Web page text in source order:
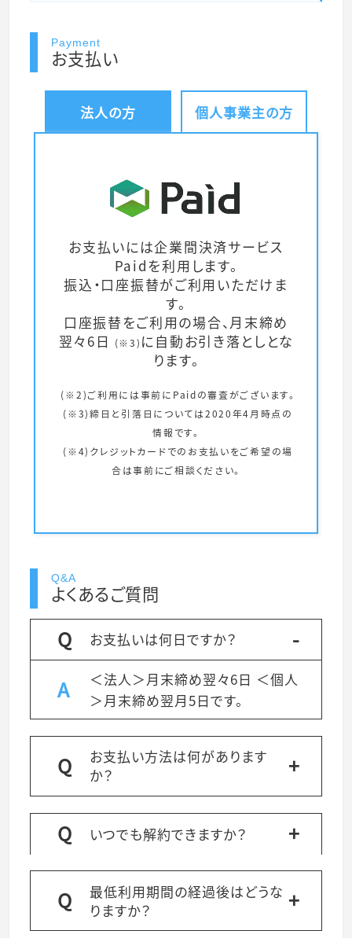
Payment
お支払い
法人の方 個人事業主の方
お支払いには企業間決済サービス
Paidを利用します。
振込・口座振替がご利用いただけま
す。
口座振替をご利用の場合、月末締め
翌々6日
(※3) に自動お引き落としとな
ります。
(※2)ご利用には事前にPaidの審査がございます。
(※3)締日と引落日については2020年4月時点の
情報です。
(※4)クレジットカードでのお支払いをご希望の場
合は事前にご相談ください。
Q&A
よくあるご質問
お支払いは何日ですか？
＜法人＞月末締め翌々6日 ＜個人
＞月末締め翌月5日です。
お支払い方法は何があります
か？
いつでも解約できますか？
最低利用期間の経過後はどうな
りますか？